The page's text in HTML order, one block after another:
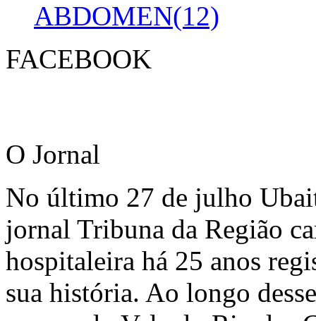
ABDOMEN(12)
FACEBOOK
O Jornal
No último 27 de julho
jornal Tribuna da Região
hospitaleira há 25 anos
sua história. Ao longo